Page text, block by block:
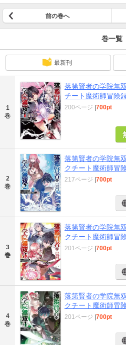
前の巻へ
巻一覧
最新刊
1
巻
落第賢者の学院無
チート魔術師冒険
200ページ 700pt
2
巻
落第賢者の学院無
クチート魔術師冒
217ページ 700pt
3
巻
落第賢者の学院無
クチート魔術師冒
201ページ 700pt
4
巻
落第賢者の学院無
クチート魔術師冒
201ページ 700pt